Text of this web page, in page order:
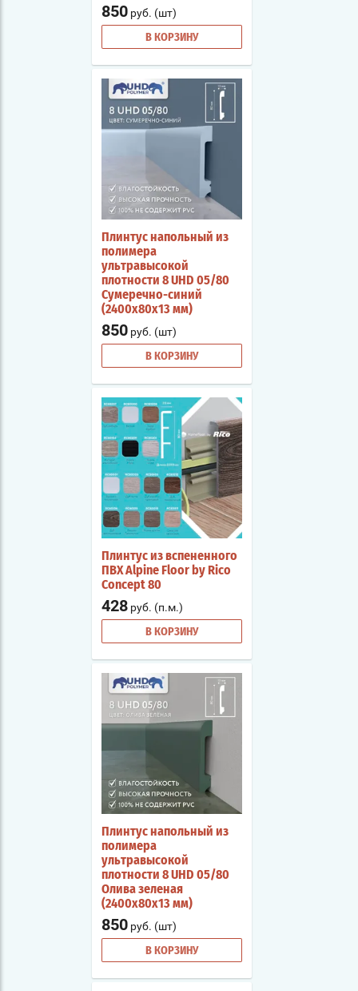
850 руб. (шт)
В КОРЗИНУ
Плинтус напольный из
полимера
ультравысокой
плотности 8 UHD 05/80
Сумеречно-синий
(2400х80х13 мм)
850 руб. (шт)
В КОРЗИНУ
Плинтус из вспененного
ПВХ Alpine Floor by Rico
Concept 80
428 руб. (п.м.)
В КОРЗИНУ
Плинтус напольный из
полимера
ультравысокой
плотности 8 UHD 05/80
Олива зеленая
(2400х80х13 мм)
850 руб. (шт)
В КОРЗИНУ